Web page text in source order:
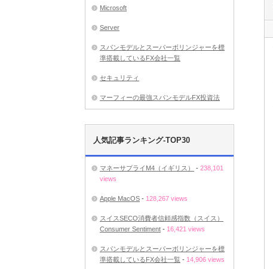
Microsoft
Server
スパンモデルとスーパーボリンジャーを標
準搭載しているFX会社一覧
セキュリティ
マーフィーの最強スパンモデルFX投資法
人気記事ランキング-TOP30
マネーサプライM4（イギリス） - 238,101
views
Apple MacOS - 128,267 views
スイスSECO消費者信頼感指数（スイス）
Consumer Sentiment - 16,421 views
スパンモデルとスーパーボリンジャーを標
準搭載しているFX会社一覧 - 14,906 views